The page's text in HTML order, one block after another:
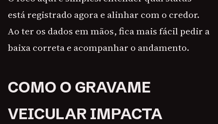
está registrado agora e alinhar com o credor.
Ao ter os dados em mãos, fica mais fácil pedir a
baixa correta e acompanhar o andamento.
COMO O GRAVAME
VEICULAR IMPACTA